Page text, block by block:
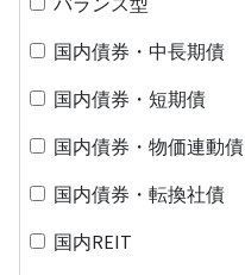
国内債券・中長期債
国内債券・短期債
国内債券・物価連動債
国内債券・転換社債
国内REIT